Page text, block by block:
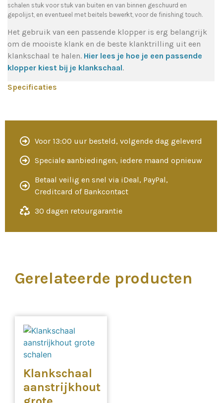
schalen stuk voor stuk van buiten en van binnen geschuurd en
gepolijst, en eventueel met beitels bewerkt, voor de finishing touch.
Het gebruik van een passende klopper is erg belangrijk
om de mooiste klank en de beste klanktrilling uit een
klankschaal te halen. Hier lees je hoe je een passende
klopper kiest bij je klankschaal.
Specificaties
Voor 13:00 uur besteld, volgende dag geleverd
Speciale aanbiedingen, iedere maand opnieuw
Betaal veilig en snel via iDeal, PayPal,
Creditcard of Bankcontact
30 dagen retourgarantie
Gerelateerde producten
Klankschaal
aanstrijkhout